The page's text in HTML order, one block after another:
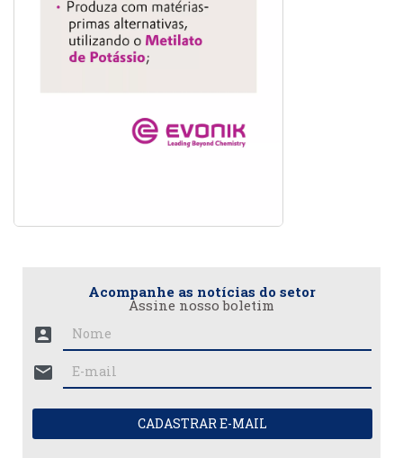
Acompanhe as notícias do setor
Assine nosso boletim
account_box
mail
CADASTRAR E-MAIL